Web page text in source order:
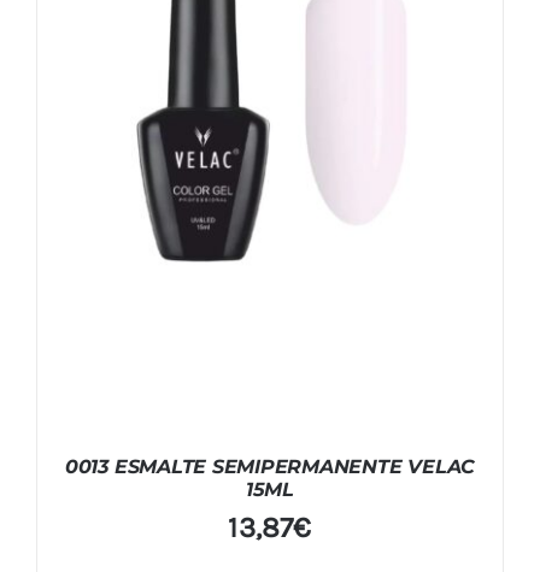
0013 ESMALTE SEMIPERMANENTE VELAC
15ML
13,87€